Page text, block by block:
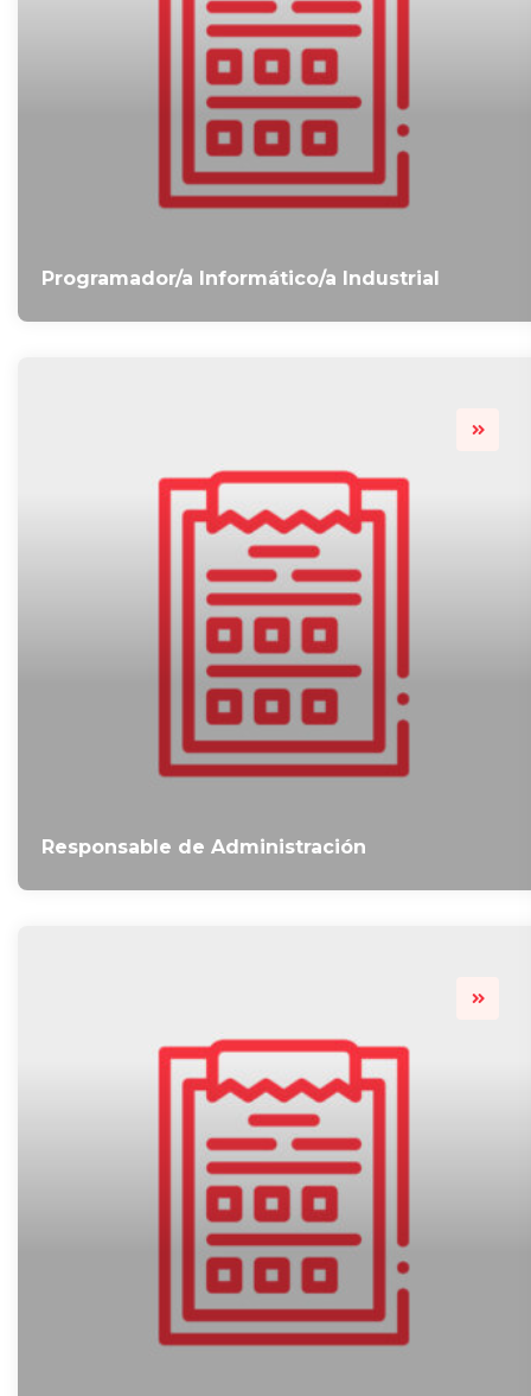
Programador/a Informático/a Industrial
Responsable de Administración